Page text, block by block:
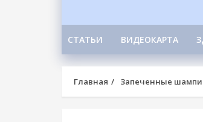
СТАТЬИ ВИДЕОКАРТА
Главная Запеченные